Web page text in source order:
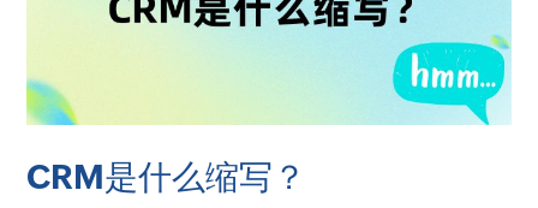
CRM是什么缩写？